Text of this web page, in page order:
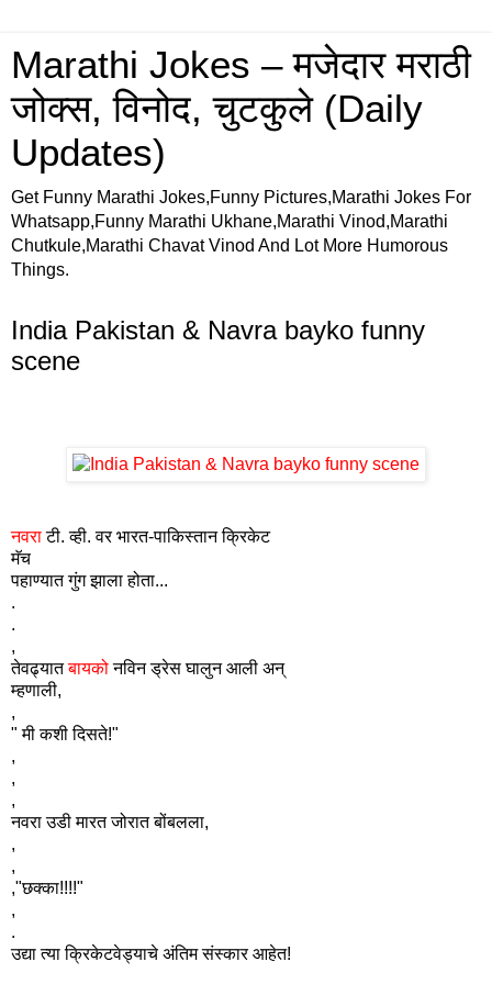
Marathi Jokes – मजेदार मराठी
जोक्स, विनोद, चुटकुले (Daily
Updates)
Get Funny Marathi Jokes,Funny Pictures,Marathi Jokes For
Whatsapp,Funny Marathi Ukhane,Marathi Vinod,Marathi
Chutkule,Marathi Chavat Vinod And Lot More Humorous
Things.
India Pakistan & Navra bayko funny
scene
नवराटी. व्ही. वर भारत-पाकिस्तान क्रिकेट
मॅच
पहाण्यात गुंग झाला होता...
.
.
,
तेवढ्यातबायकोनविन ड्रेस घालुन आली अन्
म्हणाली,
,
" मी कशी दिसते!"
,
,
,
नवरा उडी मारत जोरात बोंबलला,
,
,
,"छक्का!!!!"
,
.
उद्या त्या क्रिकेटवेड्याचे अंतिम संस्कार आहेत!